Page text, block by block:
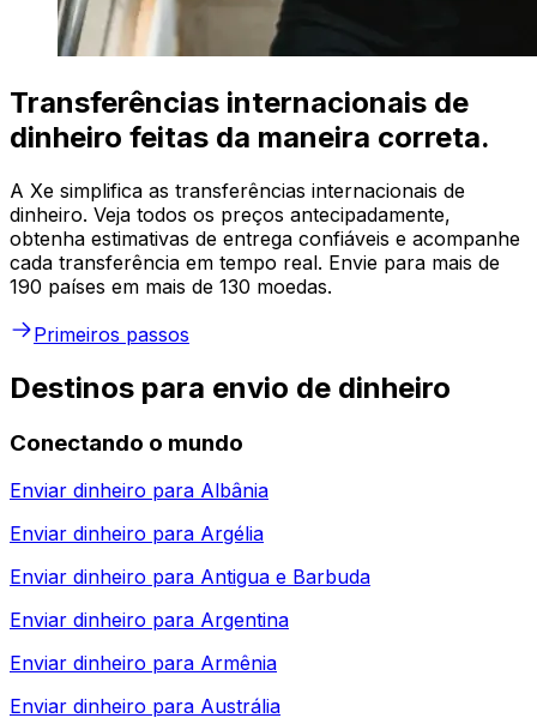
Transferências internacionais de
dinheiro feitas da maneira correta.
A Xe simplifica as transferências internacionais de
dinheiro. Veja todos os preços antecipadamente,
obtenha estimativas de entrega confiáveis e acompanhe
cada transferência em tempo real. Envie para mais de
190 países em mais de 130 moedas.
Primeiros passos
Destinos para envio de dinheiro
Conectando o mundo
Enviar dinheiro para Albânia
Enviar dinheiro para Argélia
Enviar dinheiro para Antigua e Barbuda
Enviar dinheiro para Argentina
Enviar dinheiro para Armênia
Enviar dinheiro para Austrália